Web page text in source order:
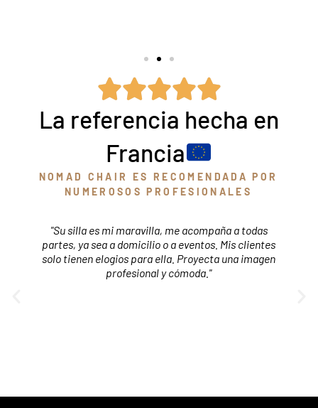
La referencia hecha en
Francia
NOMAD CHAIR ES RECOMENDADA POR
NUMEROSOS PROFESIONALES
“Quiero dar mi testimonio sobre mi silla Nomad.
Llevo unos meses usándola para mis
desplazamientos y eventos. ¡Qué comodidad para
mi espalda! Finalmente puedo trabajar a la altura